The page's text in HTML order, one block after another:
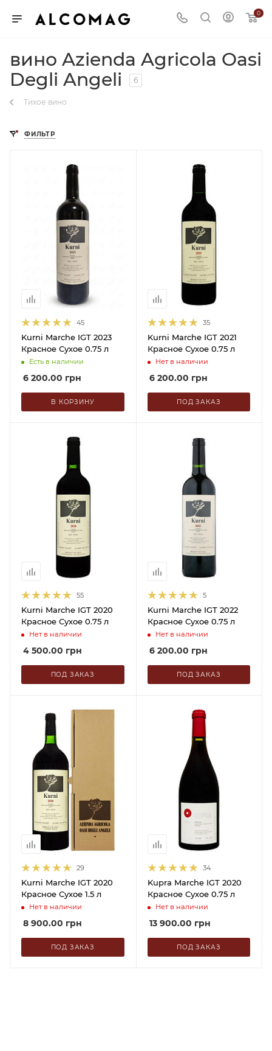
0
вино Azienda Agricola Oasi
Degli Angeli
6
Тихое вино
ФИЛЬТР
45
Kurni Marche IGT 2023
Красное Сухое 0.75 л
Есть в наличии
6 200.00 грн
В КОРЗИНУ
35
Kurni Marche IGT 2021
Красное Сухое 0.75 л
Нет в наличии
6 200.00 грн
ПОД ЗАКАЗ
55
Kurni Marche IGT 2020
Красное Сухое 0.75 л
Нет в наличии
4 500.00 грн
ПОД ЗАКАЗ
5
Kurni Marche IGT 2022
Красное Сухое 0.75 л
Нет в наличии
6 200.00 грн
ПОД ЗАКАЗ
29
Kurni Marche IGT 2020
Красное Сухое 1.5 л
Нет в наличии
8 900.00 грн
ПОД ЗАКАЗ
34
Kupra Marche IGT 2020
Красное Сухое 0.75 л
Нет в наличии
13 900.00 грн
ПОД ЗАКАЗ